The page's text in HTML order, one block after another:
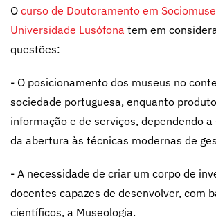
O curso de Doutoramento em
Universidade Lusófona tem em
questões:
- O posicionamento dos museus no
sociedade portuguesa, enquanto
informação e de serviços, dependendo
da abertura às técnicas modernas de
- A necessidade de criar um corpo de
docentes capazes de desenvolver, com
científicos, a Museologia.